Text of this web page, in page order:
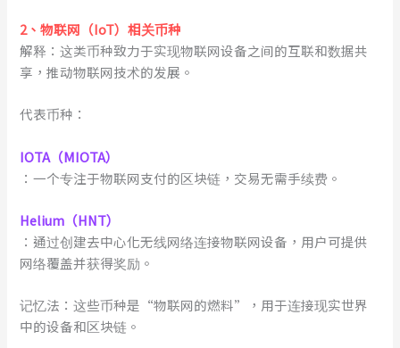
2、物联网（IoT）相关币种
解释：这类币种致力于实现物联网设备之间的互联和数据共
享，推动物联网技术的发展。
代表币种：
IOTA（MIOTA）
：一个专注于物联网支付的区块链，交易无需手续费。
Helium（HNT）
：通过创建去中心化无线网络连接物联网设备，用户可提供
网络覆盖并获得奖励。
记忆法：这些币种是“物联网的燃料”，用于连接现实世界
中的设备和区块链。